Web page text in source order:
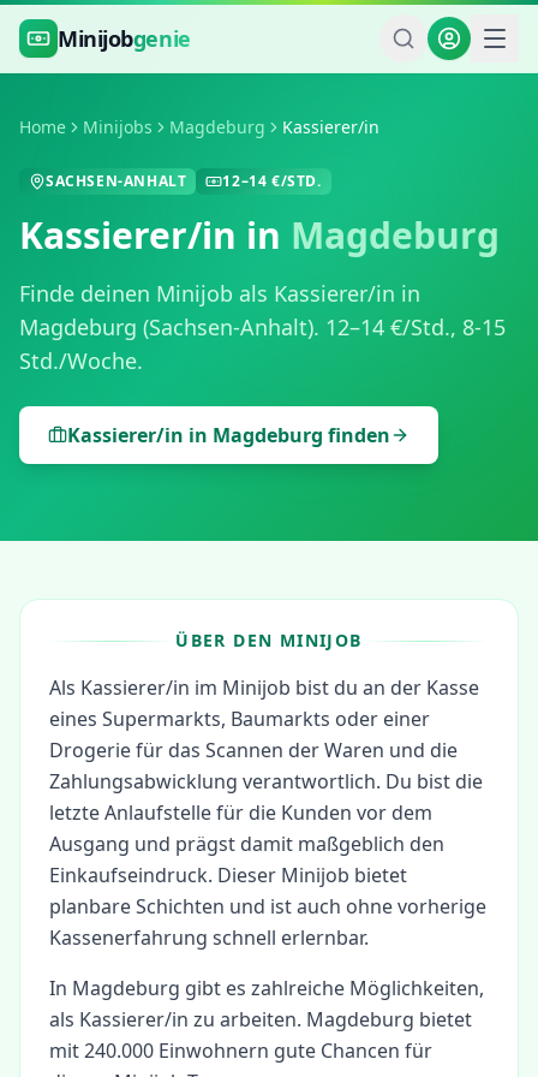
Zum Hauptinhalt springen
Minijobgenie
Home Minijobs Magdeburg Kassierer/in
SACHSEN-ANHALT 12–14 €/STD.
Kassierer/in in Magdeburg
Finde deinen Minijob als Kassierer/in in
Magdeburg (Sachsen-Anhalt). 12–14 €/Std., 8-15
Std./Woche.
Kassierer/in in Magdeburg finden
ÜBER DEN MINIJOB
Als Kassierer/in im Minijob bist du an der Kasse
eines Supermarkts, Baumarkts oder einer
Drogerie für das Scannen der Waren und die
Zahlungsabwicklung verantwortlich. Du bist die
letzte Anlaufstelle für die Kunden vor dem
Ausgang und prägst damit maßgeblich den
Einkaufseindruck. Dieser Minijob bietet
planbare Schichten und ist auch ohne vorherige
Kassenerfahrung schnell erlernbar.
In Magdeburg gibt es zahlreiche Möglichkeiten,
als Kassierer/in zu arbeiten. Magdeburg bietet
mit 240.000 Einwohnern gute Chancen für